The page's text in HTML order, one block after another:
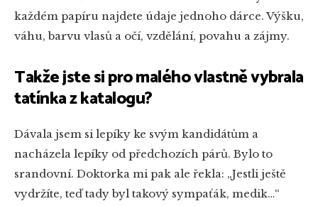
každém papíru najdete údaje jednoho dárce. Výšku,
váhu, barvu vlasů a očí, vzdělání, povahu a zájmy.
Takže jste si pro malého vlastně vybrala
tatínka z katalogu?
Dávala jsem si lepíky ke svým kandidátům a
nacházela lepíky od předchozích párů. Bylo to
srandovní. Doktorka mi pak ale řekla: „Jestli ještě
vydržíte, teď tady byl takový sympaťák, medik…“